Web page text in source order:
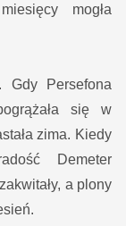
mogła
Gdy Persefona
się w
zima. Kiedy
Demeter
a plony